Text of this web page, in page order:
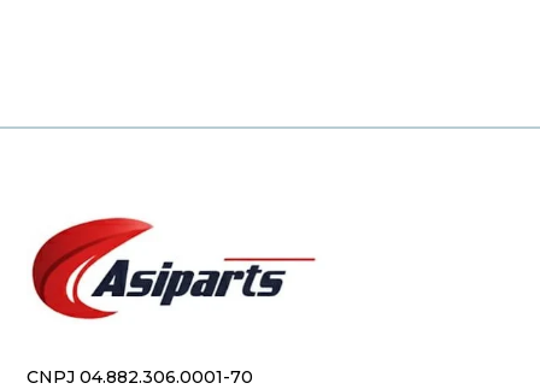
CNPJ 04.882.306.0001-70